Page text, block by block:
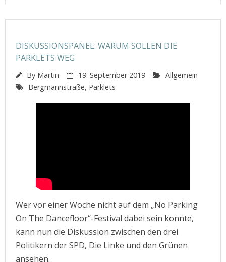
DISKUSSIONSPANEL: WARUM SOLLEN DIE
PARKLETS WEG
By Martin 19. September 2019
Allgemein
Bergmannstraße, Parklets
Wer vor einer Woche nicht auf dem „No Parking
On The Dancefloor“-Festival dabei sein konnte,
kann nun die Diskussion zwischen den drei
Politikern der SPD, Die Linke und den Grünen
ansehen.